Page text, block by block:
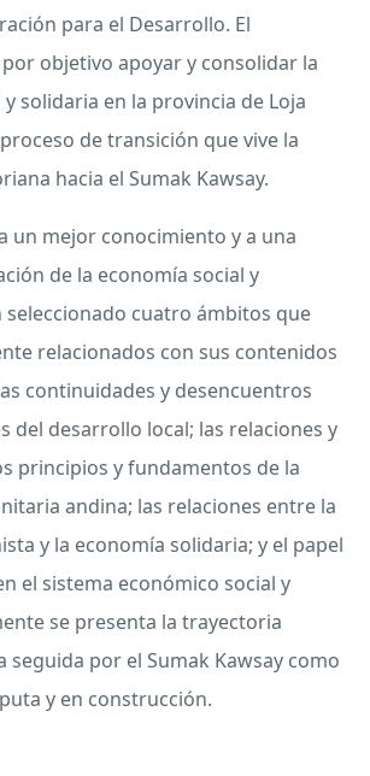
para el Desarrollo. El
objetivo apoyar y consolidar la
solidaria en la provincia de Loja
de transición que vive la
hacia el Sumak Kawsay.
un mejor conocimiento y a una
de la economía social y
seleccionado cuatro ámbitos que
relacionados con sus contenidos
continuidades y desencuentros
del desarrollo local; las relaciones y
principios y fundamentos de la
andina; las relaciones entre la
y la economía solidaria; y el papel
el sistema económico social y
se presenta la trayectoria
por el Sumak Kawsay como
y en construcción.